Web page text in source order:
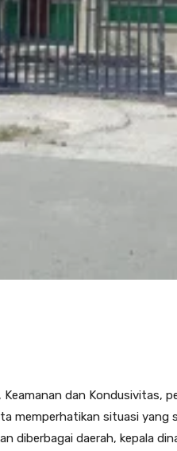
dan Kondusivitas,
memperhatikan situasi yang
diberbagai daerah, kepala